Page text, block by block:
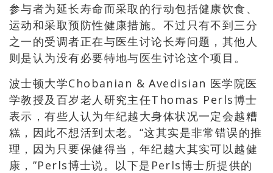
参与者为延长寿命而采取的行动包括健康饮食、
运动和采取预防性健康措施。不过只有不到三分
之一的受调者正在与医生讨论长寿问题，其他人
则是认为没有必要特地与医生讨论这个项目。
波士顿大学Chobanian & Avedisian 医学院医
学教授及百岁老人研究主任Thomas Perls博士
表示，有些人认为年纪越大身体状况一定会越糟
糕，因此不想活到太老。“这其实是非常错误的推
理，因为只要保健得当，年纪越大其实可以越健
康，”Perls博士说。以下是Perls博士所提供的